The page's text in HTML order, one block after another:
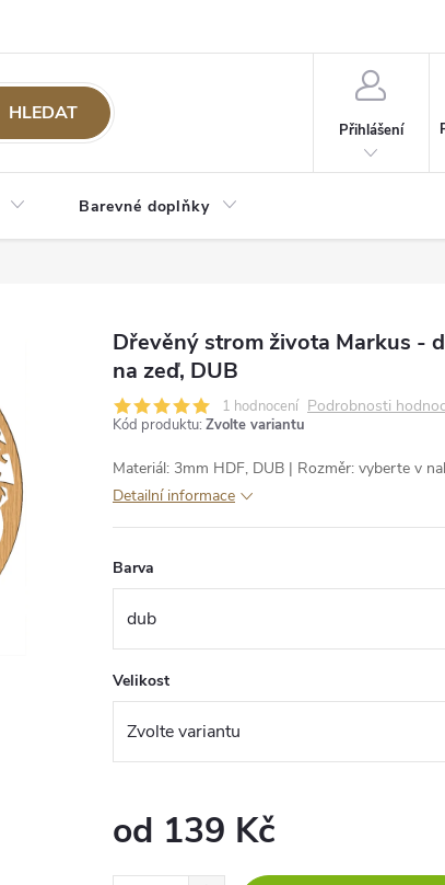
HLEDAT
Přihlášení
Barevné doplňky
Dřevěný strom života Markus -
na zeď, DUB
1 hodnocení Podrobnosti
Kód produktu: Zvolte variantu
Materiál: 3mm HDF, DUB | Rozměr: vyberte v
Detailní informace
Barva
Velikost
od 139 Kč